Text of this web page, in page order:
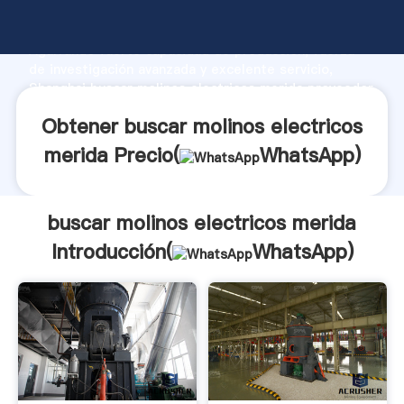
Agarrando fuerte capacidad de producción, fuerza
Shanghai buscar molinos electricos merida proveedor
Obtener buscar molinos electricos
merida Precio(
WhatsApp)
buscar molinos electricos merida
Introducción(
WhatsApp)